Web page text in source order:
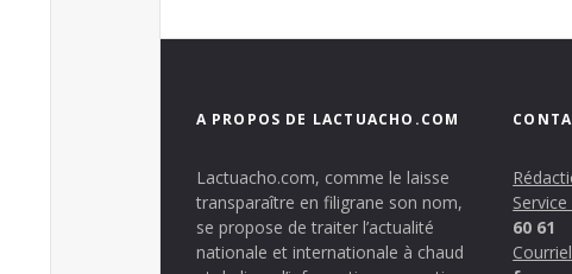
A PROPOS DE LACTUACHO.COM
Lactuacho.com, comme le laisse
transparaître en filigrane son nom,
se propose de traiter l’actualité
nationale et internationale à chaud
60 61
Courriel